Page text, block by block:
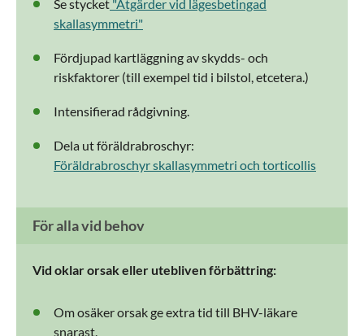
Se stycket "Åtgärder vid lägesbetingad
skallasymmetri"
Fördjupad kartläggning av skydds- och
riskfaktorer (till exempel tid i bilstol, etcetera.)
Intensifierad rådgivning.
Dela ut föräldrabroschyr:
Föräldrabroschyr skallasymmetri och torticollis
För alla vid behov
Vid oklar orsak eller utebliven förbättring:
Om osäker orsak ge extra tid till BHV-läkare
snarast.